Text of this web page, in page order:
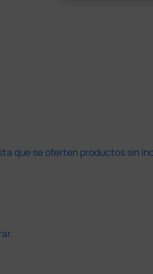
que se oferten productos sin